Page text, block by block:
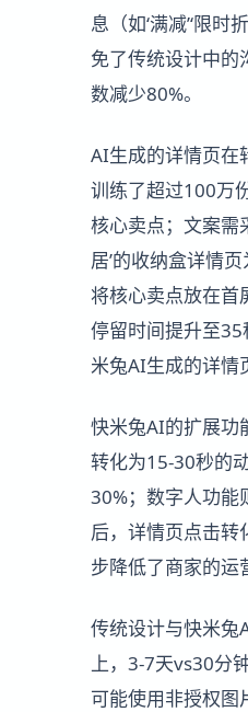
息（如‘满减’‘限
免了传统设计中的
数减少80%。
AI生成的详情页在
训练了超过100万
核心卖点；文案需
居’的收纳盒详情
将核心卖点放在首
停留时间提升至
米兔AI生成的详情
快米兔AI的扩展功
转化为15-30秒的
30%；数字人功能
后，详情页点击
步降低了商家的运
传统设计与快米
上，3-7天vs30分
可能使用非授权图